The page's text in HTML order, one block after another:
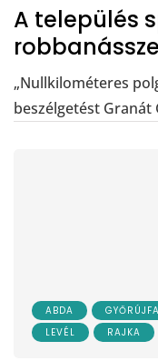
A település
„Nullkilométeres
beszélgetést
ABDA
LEVÉL
RAJKA